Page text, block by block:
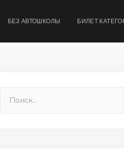
БЕЗ АВТОШКОЛЫ БИЛЕТ